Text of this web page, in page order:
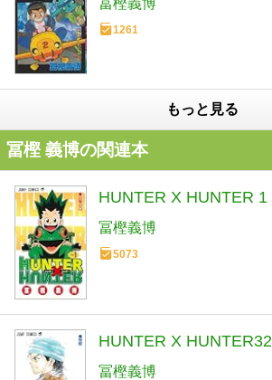
冨樫義博
1261
もっと見る
冨樫 義博の関連本
HUNTER X HUNTER 1
冨樫義博
5073
HUNTER X HUNTER32
冨樫義博